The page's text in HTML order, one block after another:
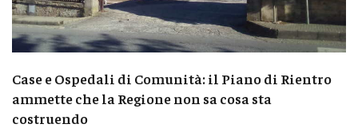
Case e Ospedali di Comunità: il Piano di Rientro
ammette che la Regione non sa cosa sta
costruendo